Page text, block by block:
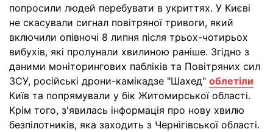
попросили людей перебувати в укриттях. У Києві
не скасували сигнал повітряної тривоги, який
включили опівночі 8 липня після трьох-чотирьох
вибухів, які пролунали хвилиною раніше. Згідно з
даними моніторингових пабліків та Повітряних сил
ЗСУ, російські дрони-камікадзе "Шахед" облетіли
Київ та попрямували у бік Житомирської області.
Крім того, з'явилась інформація про нову хвилю
безпілотників, яка заходить з Чернігівської області.